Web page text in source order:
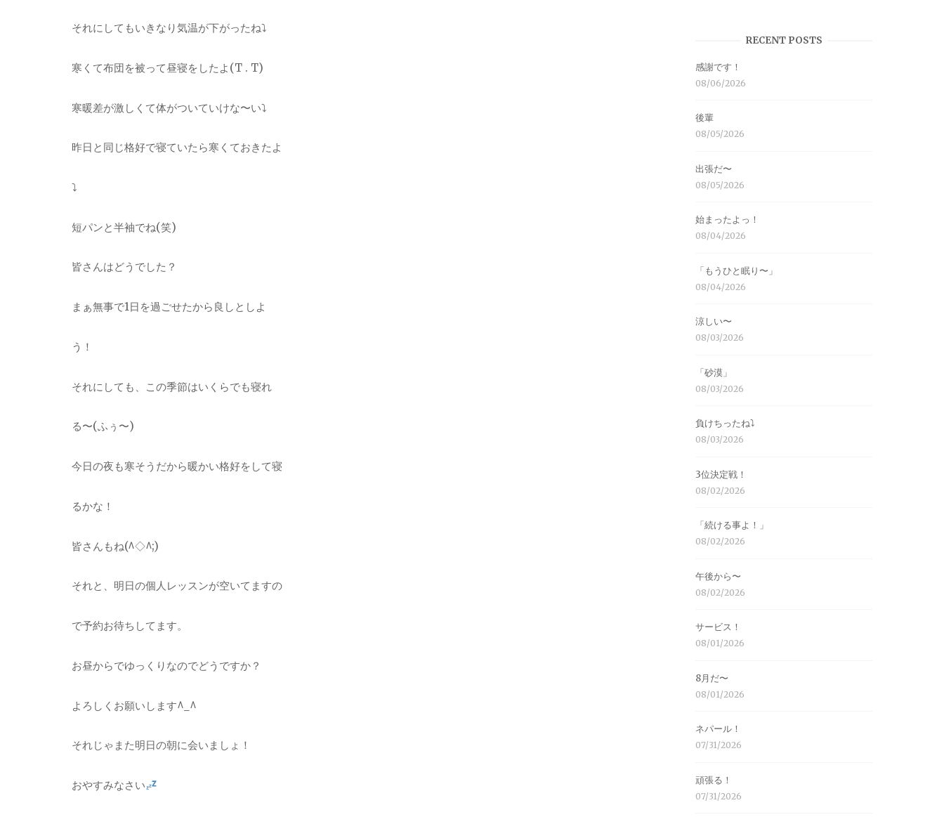
それにしてもいきなり気温が下がったね⤵︎
寒くて布団を被って昼寝をしたよ(T . T)
寒暖差が激しくて体がついていけな〜い⤵︎
昨日と同じ格好で寝ていたら寒くておきたよ
⤵︎
短パンと半袖でね(笑)
皆さんはどうでした？
まぁ無事で1日を過ごせたから良しとしよ
う！
それにしても、この季節はいくらでも寝れ
る〜(ふぅ〜)
今日の夜も寒そうだから暖かい格好をして寝
るかな！
皆さんもね(^◇^;)
それと、明日の個人レッスンが空いてますの
で予約お待ちしてます。
お昼からでゆっくりなのでどうですか？
よろしくお願いします^_^
それじゃまた明日の朝に会いましょ！
おやすみなさい
RECENT POSTS
感謝です！
08/06/2026
後輩
08/05/2026
出張だ〜
08/05/2026
始まったよっ！
08/04/2026
「もうひと眠り〜」
08/04/2026
涼しい〜
08/03/2026
「砂漠」
08/03/2026
負けちったね⤵︎
08/03/2026
3位決定戦！
08/02/2026
「続ける事よ！」
08/02/2026
午後から〜
08/02/2026
サービス！
08/01/2026
8月だ〜
08/01/2026
ネパール！
07/31/2026
頑張る！
07/31/2026